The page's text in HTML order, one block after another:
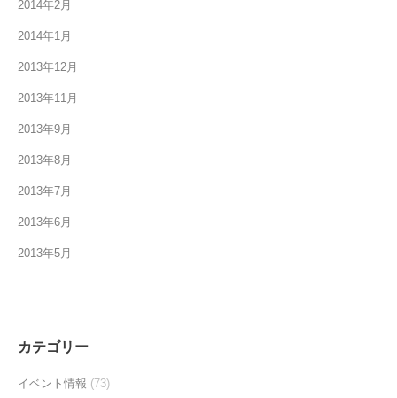
2014年2月
2014年1月
2013年12月
2013年11月
2013年9月
2013年8月
2013年7月
2013年6月
2013年5月
カテゴリー
イベント情報 (73)